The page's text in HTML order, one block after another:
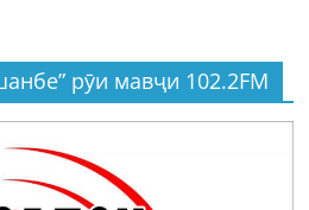
рӯи мавҷи 102.2FM